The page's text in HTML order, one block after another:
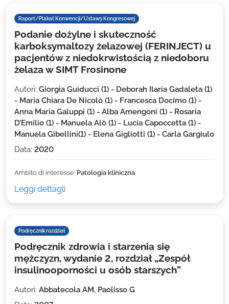
Raport/Plakat Konwencji/Ustawy Kongresowej
Podanie dożylne i skuteczność
karboksymaltozy żelazowej (FERINJECT) u
pacjentów z niedokrwistością z niedoboru
żelaza w SIMT Frosinone
Autori: Giorgia Guiducci (1) - Deborah Ilaria Gadaleta (1)
- Maria Chiara De Nicolò (1) - Francesca Docimo (1) -
Anna Maria Galuppi (1) - Alba Amengoni (1) - Rosaria
D’Emilio (1) - Manuela Alò (1) - Lucia Capoccetta (1) -
Manuela Gibellini(1) - Elena Gigliotti (1) - Carla Gargiulo
Data: 2020
Ambito di interesse: Patologia kliniczna
Leggi dettagli
Podręcznik rozdział
Podręcznik zdrowia i starzenia się
mężczyzn, wydanie 2, rozdział „Zespół
insulinooporności u osób starszych”
Autori: Abbatecola AM, Paolisso G